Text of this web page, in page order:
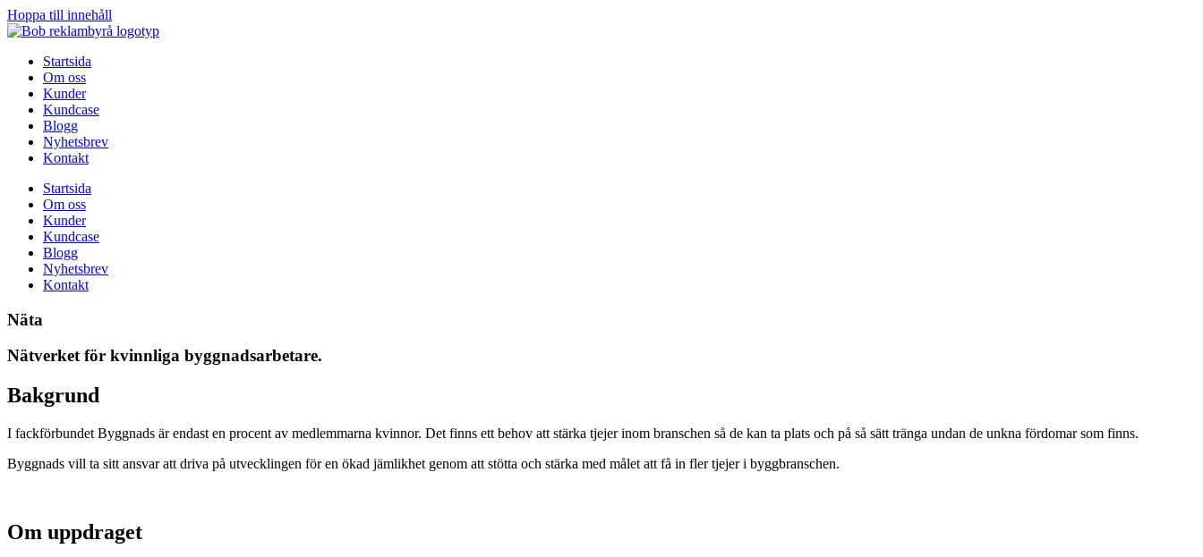
Hoppa till innehåll
Startsida
Om oss
Kunder
Kundcase
Blogg
Nyhetsbrev
Kontakt
Startsida
Om oss
Kunder
Kundcase
Blogg
Nyhetsbrev
Kontakt
Näta
Nätverket för kvinnliga byggnadsarbetare.
Bakgrund
I fackförbundet Byggnads är endast en procent av medlemmarna kvinnor. Det finns ett behov att stärka tjejer inom branschen så de kan ta plats och på så sätt tränga undan de unkna fördomar som finns.
Byggnads vill ta sitt ansvar att driva på utvecklingen för en ökad jämlikhet genom att stötta och stärka med målet att få in fler tjejer i byggbranschen.
Om uppdraget